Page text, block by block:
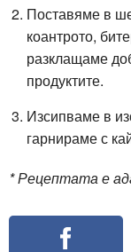
Поставяме в
коантрото,
разклащаме
продуктите.
Изсипваме в
гарнираме с
* Рецептата е